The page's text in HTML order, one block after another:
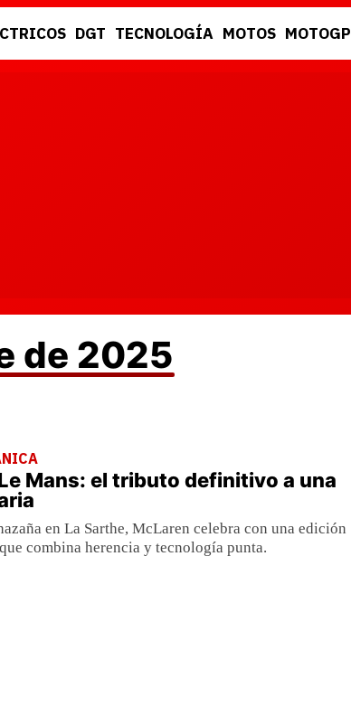
DGT TECNOLOGÍA MOTOS MOTOGP
de 2025
Mans: el tributo definitivo a una
en La Sarthe, McLaren celebra con una edición
combina herencia y tecnología punta.